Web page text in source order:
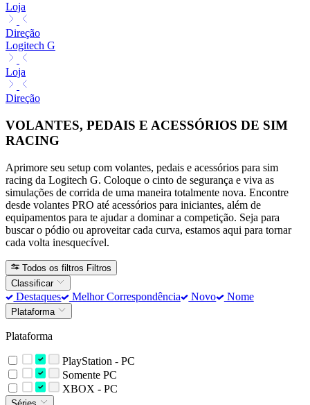
Loja
Direção
Logitech G
Loja
Direção
VOLANTES, PEDAIS E ACESSÓRIOS DE SIM
RACING
Aprimore seu setup com volantes, pedais e acessórios para sim
racing da Logitech G. Coloque o cinto de segurança e viva as
simulações de corrida de uma maneira totalmente nova. Encontre
desde volantes PRO até acessórios para iniciantes, além de
equipamentos para te ajudar a dominar a competição. Seja para
buscar o pódio ou aproveitar cada curva, estamos aqui para tornar
cada volta inesquecível.
Todos os filtros Filtros
Classificar
Destaques Melhor Correspondência Novo Nome
Plataforma
Plataforma
PlayStation - PC
Somente PC
XBOX - PC